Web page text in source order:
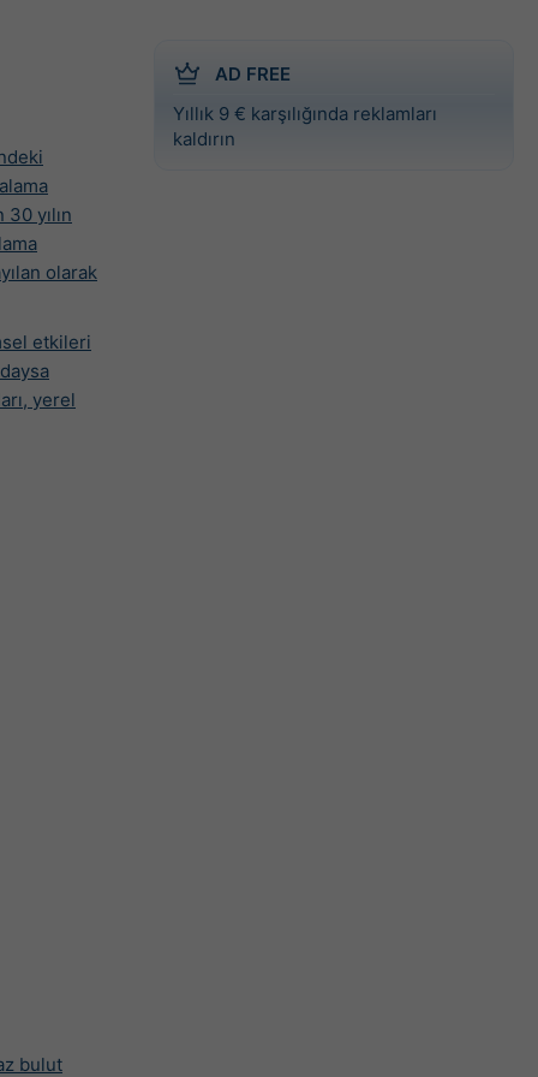
AD FREE
Yıllık 9 € karşılığında reklamları
kaldırın
yılın
olarak
etkileri
yerel
bulut